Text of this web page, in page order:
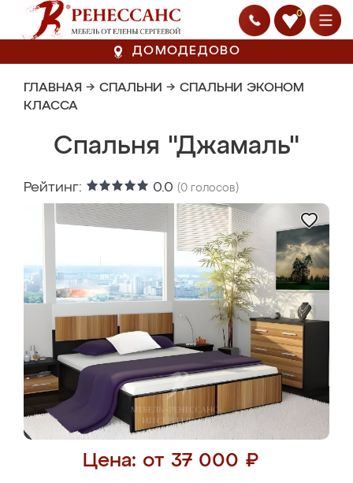
0
ДОМОДЕДОВО
ГЛАВНАЯ → СПАЛЬНИ → СПАЛЬНИ ЭКОНОМ
КЛАССА
Спальня "Джамаль"
Рейтинг: 0.0 (0 голосов)
Цена: от 37 000 ₽